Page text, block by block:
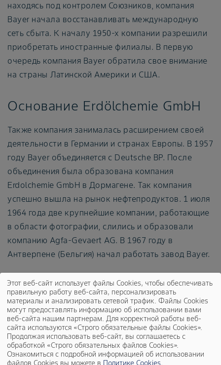
находясь под контролем Союзников, компания
Bayer начала восстанавливать международную
сеть сбыта. К началу 1950-х компании разрешили
приобретать иностранные филиалы. В первую
очередь компания Bayer обратила свое внимание
на страны Латинской Америки и США.
Основание Erdölchemie GmbH
Также компания занималась расширением своей
деятельности в Германии и странах Европы. В 1957
году Bayer объединяется с Deutsche BP. После
объединения была образована компания
Erdolchemie GmbH в Дормагене. Так компания
успешно вышла на рынок нефтепродуктов. 1 июля
1964 года две крупнейшие компании, работающие
в области фотографии, слились и образовали
компанию Agfa-Gevaert AG. В 1967 году в
Антверпене (Бельгия) начал работать завод Bayer.
Исследования и разработки
приносят свои плоды
В основании
подобной
положительной
Этот веб-сайт использует файлы Cookies, чтобы обеспечивать
правильную работу веб-сайта, персонализировать
материалы и анализировать сетевой трафик. Файлы Cookies
могут предоставлять информацию об использовании вами
веб-сайта нашим партнерам. Для корректной работы веб-
сайта используются «Строго обязательные файлы Cookies».
Продолжая использовать веб-сайт, вы соглашаетесь с
обработкой «Строго обязательных файлов Cookies».
Ознакомиться с подробной информацией об использовании
файлов Cookies вы можете в Политике Cookies.